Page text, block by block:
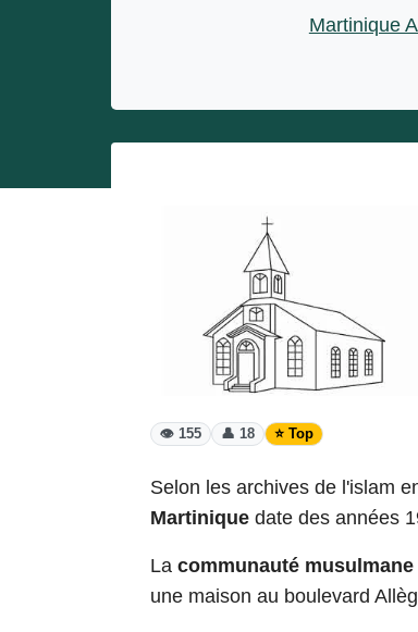
EntrepreneursMartinique
👁️ 155 👤 18 ⭐ Top
Selon les archives de l'islam
Martinique date des années
La communauté
une maison au boulevard